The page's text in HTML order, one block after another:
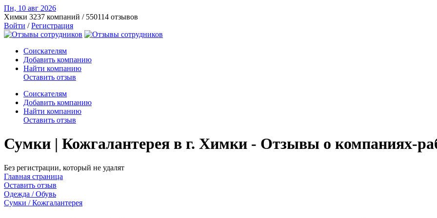
Пн, 10 авг 2026
Химки 3237 компаний / 550114 отзывов
Войти /Регистрация
Соискателям
Добавить компанию
Найти компанию
Оставить отзыв
Соискателям
Добавить компанию
Найти компанию
Оставить отзыв
Сумки | Кожгалантерея в г. Химки - Отзывы о компаниях-
Без регистрации, который не удалят
Главная страница
Оставить отзыв
Одежда / Обувь
Сумки / Кожгалантерея